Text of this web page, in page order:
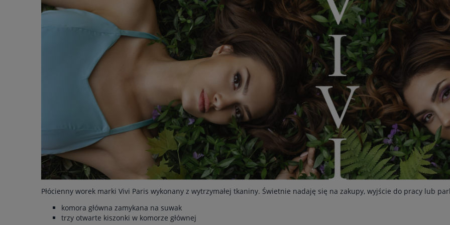
Płócienny worek marki Vivi Paris wykonany z wytrzymałej tkaniny. Świetnie nadaję się na zakupy, wyjście do pracy lub
komora główna zamykana na suwak
trzy otwarte kiszonki w komorze głównej